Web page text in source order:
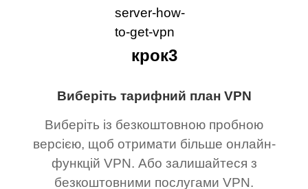
Виберіть тарифний план VPN
Виберіть із безкоштовною пробною
версією, щоб отримати більше онлайн-
функцій VPN. Або залишайтеся з
безкоштовними послугами VPN.
крок3